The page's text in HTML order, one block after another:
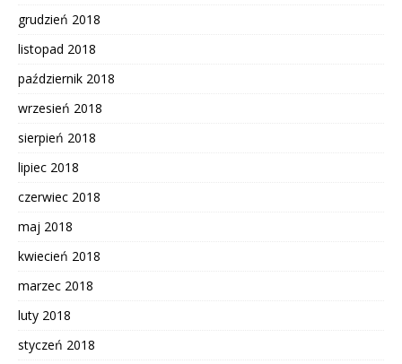
grudzień 2018
listopad 2018
październik 2018
wrzesień 2018
sierpień 2018
lipiec 2018
czerwiec 2018
maj 2018
kwiecień 2018
marzec 2018
luty 2018
styczeń 2018